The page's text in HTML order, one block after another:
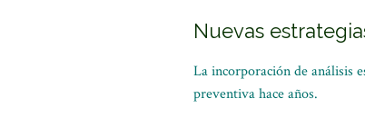
Nuevas
La incorporación de análisis
preventiva hace años.